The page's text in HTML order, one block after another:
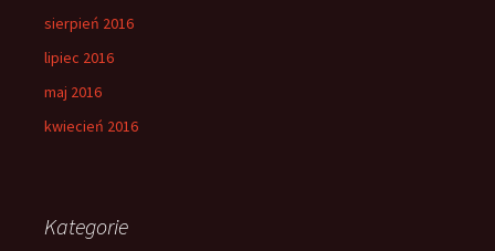
sierpień 2016
lipiec 2016
maj 2016
kwiecień 2016
Kategorie